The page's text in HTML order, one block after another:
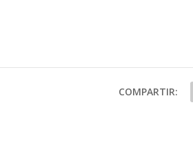
COMPARTIR: